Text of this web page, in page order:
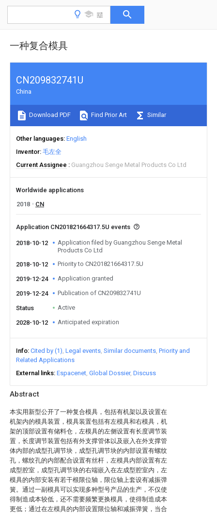
一种复合模具
Abstract
本实用新型公开了一种复合模具，包括有机架以及设置在
机架内的模具装置，模具装置包括有左模具和右模具，机
架的顶部设置有储料仓，左模具的左侧设置有长度调节装
置，长度调节装置包括有外支撑管体以及嵌入在外支撑管
体内部的成型孔调节块，成型孔调节块的内部设置有螺纹
孔，螺纹孔的内部配合设置有丝杆，左模具内部设置有左
成型腔室，成型孔调节块的右端嵌入在左成型腔室内，左
模具的内部安装有若干根限位轴，限位轴上套设有减振弹
簧。通过一副模具可以实现多种型号产品的生产，不仅使
得制造成本较低，还不需要频繁更换模具，使得制造成本
更低；通过在左模具的内部设置限位轴和减振弹簧，当合
CN209832741U
China
Download PDF Find Prior Art Similar
Other languages English
Inventor 毛左全
Current Assignee
Guangzhou Senge Metal Products Co Ltd
Worldwide applications
2018
CN
Application CN201821664317.5U events
2018-10-12
Application filed by Guangzhou Senge Metal
Products Co Ltd
2018-10-12
Priority to CN201821664317.5U
2019-12-24 Application granted
2019-12-24 Publication of CN209832741U
Status Active
2028-10-12 Anticipated expiration
Info Cited by (1) Legal events Similar documents Priority and
Related Applications
External links Espacenet Global Dossier Discuss